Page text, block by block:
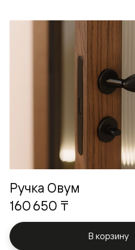
Ручка Овум
160 650 ₸
В корзину